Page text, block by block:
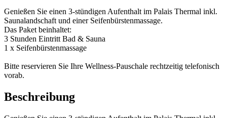
Genießen Sie einen 3-stündigen Aufenthalt im Palais Thermal inkl.
Saunalandschaft und einer Seifenbürstenmassage.
Das Paket beinhaltet:
3 Stunden Eintritt Bad & Sauna
1 x Seifenbürstenmassage
Bitte reservieren Sie Ihre Wellness-Pauschale rechtzeitig telefonisch
vorab.
Beschreibung